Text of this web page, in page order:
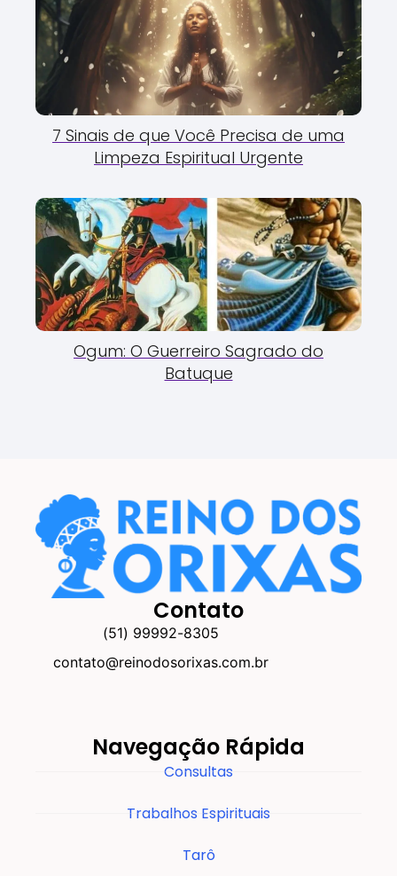
7 Sinais de que Você Precisa de uma
Limpeza Espiritual Urgente
Ogum: O Guerreiro Sagrado do
Batuque
Contato
(51) 99992-8305
contato@reinodosorixas.com.br
Navegação Rápida
Consultas
Trabalhos Espirituais
Tarô